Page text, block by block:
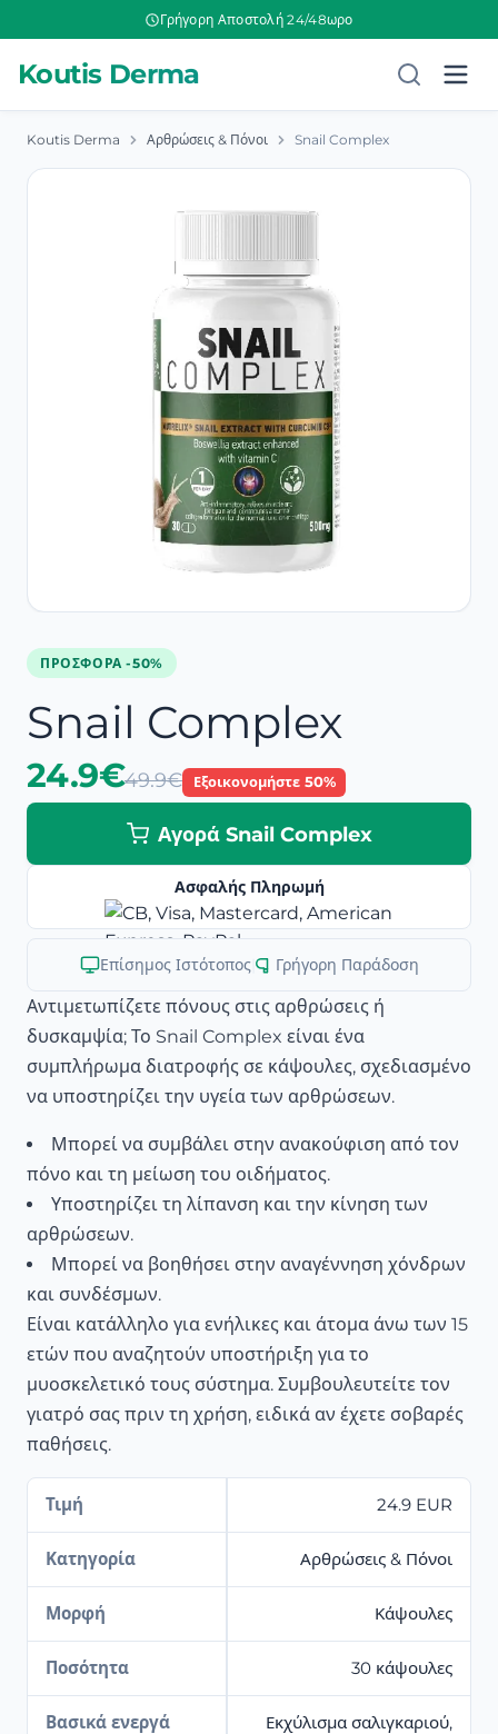
Γρήγορη Αποστολή 24/48ωρο
Koutis Derma
Koutis Derma Αρθρώσεις & Πόνοι Snail Complex
ΠΡΟΣΦΟΡΆ -50%
Snail Complex
24.9€49.9€ Εξοικονομήστε 50%
Αγορά Snail Complex
Ασφαλής Πληρωμή
Επίσημος Ιστότοπος| Γρήγορη Παράδοση
Αντιμετωπίζετε πόνους στις αρθρώσεις ή
δυσκαμψία; Το Snail Complex είναι ένα
συμπλήρωμα διατροφής σε κάψουλες, σχεδιασμένο
να υποστηρίζει την υγεία των αρθρώσεων.
Μπορεί να συμβάλει στην ανακούφιση από τον
πόνο και τη μείωση του οιδήματος.
Υποστηρίζει τη λίπανση και την κίνηση των
αρθρώσεων.
Μπορεί να βοηθήσει στην αναγέννηση χόνδρων
και συνδέσμων.
Είναι κατάλληλο για ενήλικες και άτομα άνω των 15
ετών που αναζητούν υποστήριξη για το
μυοσκελετικό τους σύστημα. Συμβουλευτείτε τον
γιατρό σας πριν τη χρήση, ειδικά αν έχετε σοβαρές
παθήσεις.
Τιμή 24.9 EUR
Κατηγορία Αρθρώσεις & Πόνοι
Μορφή Κάψουλες
Ποσότητα 30 κάψουλες
Βασικά ενεργά
Εκχύλισμα σαλιγκαριού,